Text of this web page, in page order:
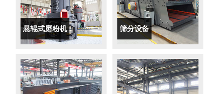
悬辊式磨粉机 筛分设备